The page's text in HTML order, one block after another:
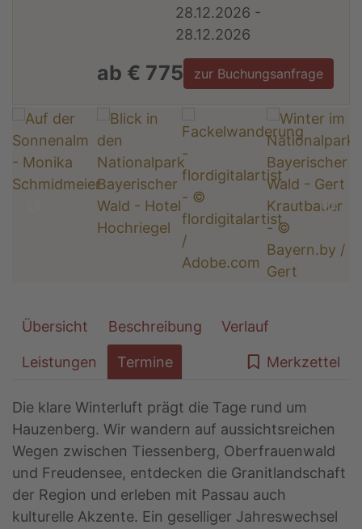
28.12.2026 -
28.12.2026
ab € 775 zur Buchungsanfrage
Übersicht Beschreibung Verlauf
Leistungen Termine Merkzettel
Die klare Winterluft prägt die Tage rund um
Hauzenberg. Wir wandern auf aussichtsreichen
Wegen zwischen Tiessenberg, Oberfrauenwald
und Freudensee, entdecken die Granitlandschaft
der Region und erleben mit Passau auch
kulturelle Akzente. Ein geselliger Jahreswechsel